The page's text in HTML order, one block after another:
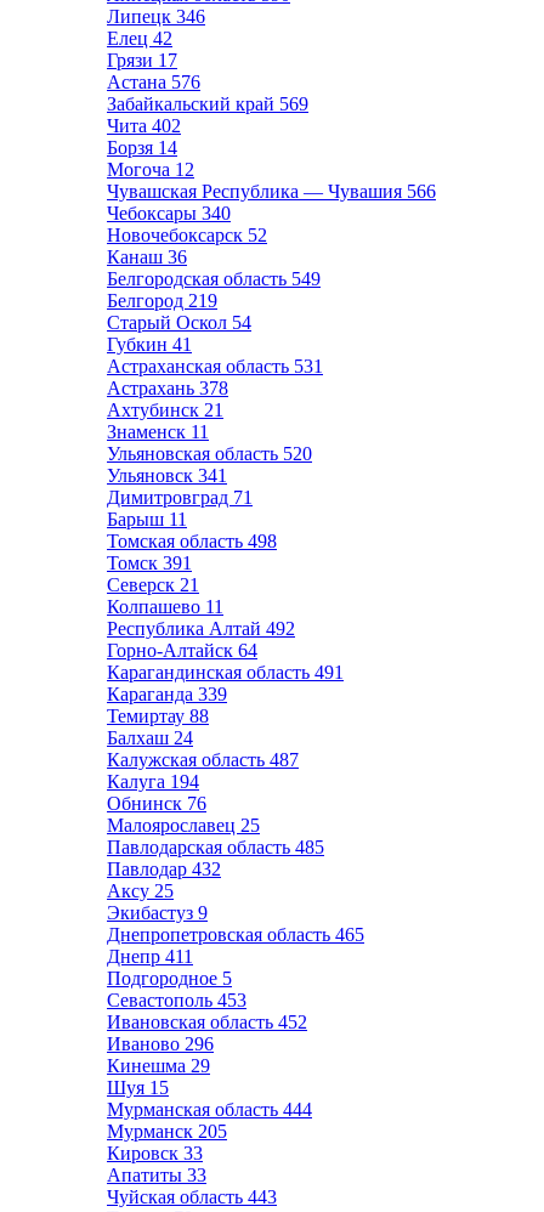
Липецк 346
Елец 42
Грязи 17
Астана 576
Забайкальский край 569
Чита 402
Борзя 14
Могоча 12
Чувашская Республика — Чувашия 566
Чебоксары 340
Новочебоксарск 52
Канаш 36
Белгородская область 549
Белгород 219
Старый Оскол 54
Губкин 41
Астраханская область 531
Астрахань 378
Ахтубинск 21
Знаменск 11
Ульяновская область 520
Ульяновск 341
Димитровград 71
Барыш 11
Томская область 498
Томск 391
Северск 21
Колпашево 11
Республика Алтай 492
Горно-Алтайск 64
Карагандинская область 491
Караганда 339
Темиртау 88
Балхаш 24
Калужская область 487
Калуга 194
Обнинск 76
Малоярославец 25
Павлодарская область 485
Павлодар 432
Аксу 25
Экибастуз 9
Днепропетровская область 465
Днепр 411
Подгородное 5
Севастополь 453
Ивановская область 452
Иваново 296
Кинешма 29
Шуя 15
Мурманская область 444
Мурманск 205
Кировск 33
Апатиты 33
Чуйская область 443